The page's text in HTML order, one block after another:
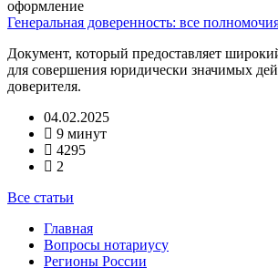
Генеральная доверенность: все
Документ, который предоставляет
для совершения юридически значимых
доверителя.
04.02.2025
9 минут
4295
2
Все статьи
Главная
Вопросы нотариусу
Регионы России